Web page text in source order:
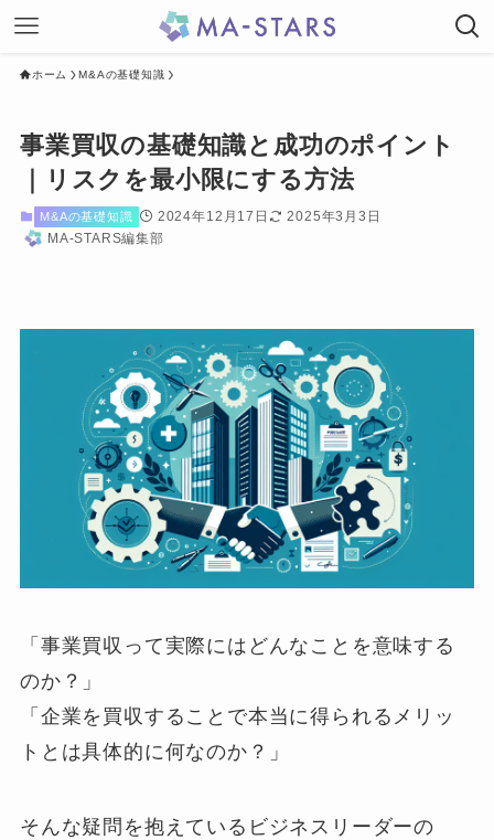
ホーム M&Aの基礎知識
事業買収の基礎知識と成功のポイント
｜リスクを最小限にする方法
M&Aの基礎知識 2024年12月17日
2025年3月3日
MA-STARS編集部
「事業買収って実際にはどんなことを意味する
のか？」
「企業を買収することで本当に得られるメリッ
トとは具体的に何なのか？」
そんな疑問を抱えているビジネスリーダーの